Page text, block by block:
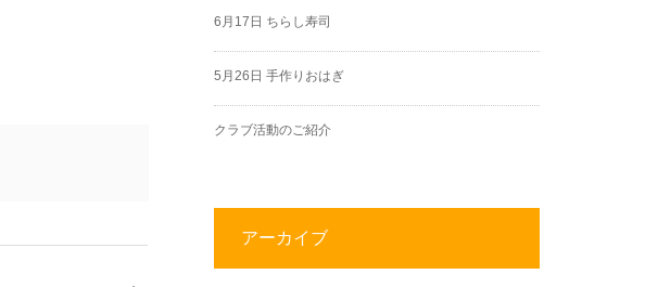
6月17日 ちらし寿司
5月26日 手作りおはぎ
クラブ活動のご紹介
アーカイブ